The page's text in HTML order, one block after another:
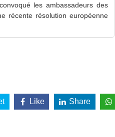
les ambassadeurs des
récente résolution européenne
Like Share